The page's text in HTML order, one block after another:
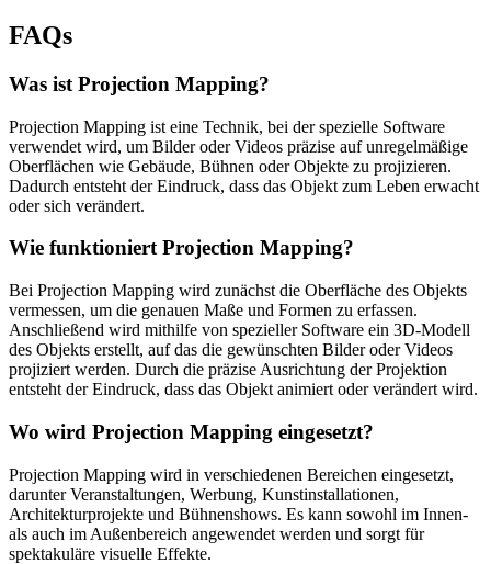
FAQs
Was ist Projection Mapping?
Projection Mapping ist eine Technik, bei der spezielle Software
verwendet wird, um Bilder oder Videos präzise auf unregelmäßige
Oberflächen wie Gebäude, Bühnen oder Objekte zu projizieren.
Dadurch entsteht der Eindruck, dass das Objekt zum Leben erwacht
oder sich verändert.
Wie funktioniert Projection Mapping?
Bei Projection Mapping wird zunächst die Oberfläche des Objekts
vermessen, um die genauen Maße und Formen zu erfassen.
Anschließend wird mithilfe von spezieller Software ein 3D-Modell
des Objekts erstellt, auf das die gewünschten Bilder oder Videos
projiziert werden. Durch die präzise Ausrichtung der Projektion
entsteht der Eindruck, dass das Objekt animiert oder verändert wird.
Wo wird Projection Mapping eingesetzt?
Projection Mapping wird in verschiedenen Bereichen eingesetzt,
darunter Veranstaltungen, Werbung, Kunstinstallationen,
Architekturprojekte und Bühnenshows. Es kann sowohl im Innen-
als auch im Außenbereich angewendet werden und sorgt für
spektakuläre visuelle Effekte.